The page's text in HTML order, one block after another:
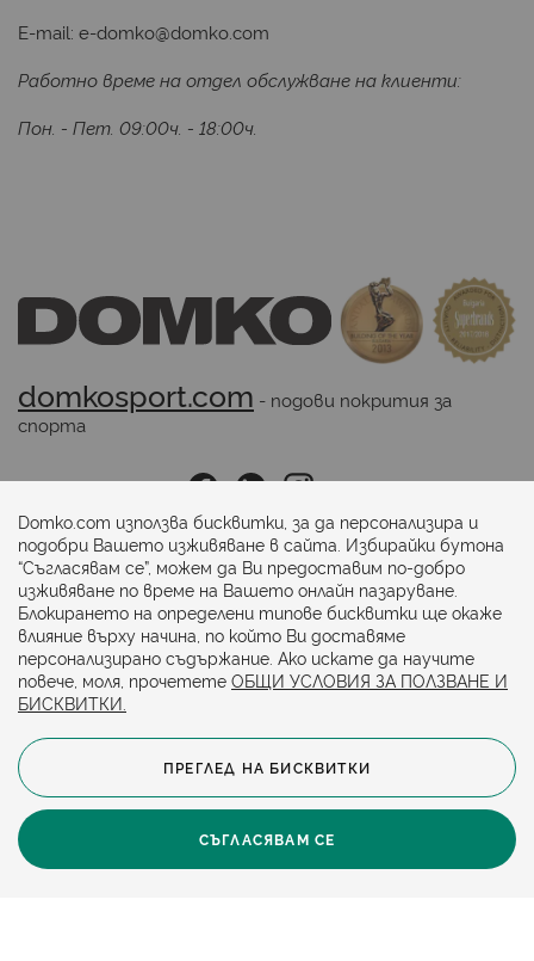
E-mail: e-domko@domko.com
Работно време на отдел обслужване на клиенти:
Пон. - Пет. 09:00ч. - 18:00ч.
domkosport.com - подови покрития за
спорта
Последвайте ни:
Начини на плащане:
© 2024. Всички права запазени.
Общи условия
Политика за бисквитки
Domko.com използва бисквитки, за да персонализира и
подобри Вашето изживяване в сайта. Избирайки бутона
“Съгласявам се”, можем да Ви предоставим по-добро
изживяване по време на Вашето онлайн пазаруване.
Блокирането на определени типове бисквитки ще окаже
влияние върху начина, по който Ви доставяме
персонализирано съдържание. Ако искате да научите
повече, моля, прочетете ОБЩИ УСЛОВИЯ ЗА ПОЛЗВАНЕ И
БИСКВИТКИ.
СЪГЛАСЯВАМ СЕ
ПРЕГЛЕД НА БИСКВИТКИ